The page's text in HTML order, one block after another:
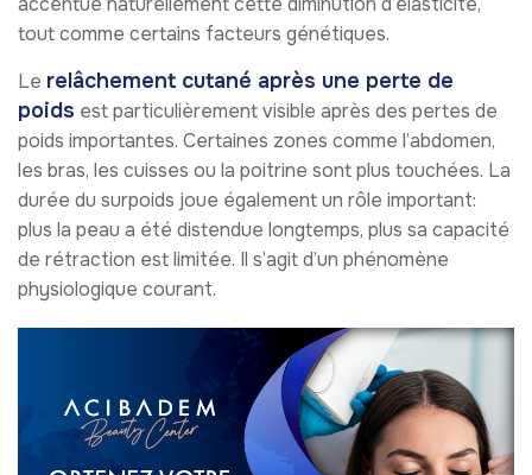
tout comme certains facteurs génétiques.
Le relâchement cutané après une perte de
poids est particulièrement visible après des pertes de
poids importantes. Certaines zones comme l’abdomen,
les bras, les cuisses ou la poitrine sont plus touchées. La
durée du surpoids joue également un rôle important:
plus la peau a été distendue longtemps, plus sa capacité
de rétraction est limitée. Il s’agit d’un phénomène
physiologique courant.